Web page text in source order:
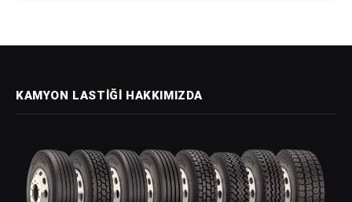
KAMYON LASTIĞI HAKKIMIZDA